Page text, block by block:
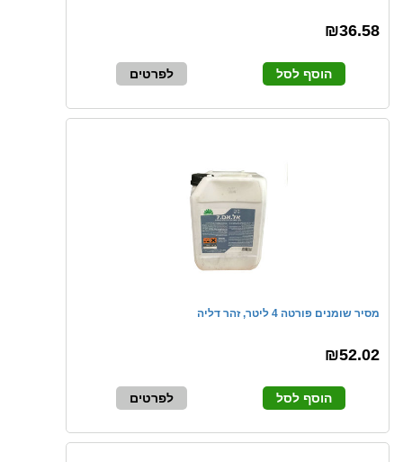
₪36.58
הוסף לסל לפרטים
מסיר שומנים פורטה 4 ליטר, זהר דליה
₪52.02
הוסף לסל לפרטים